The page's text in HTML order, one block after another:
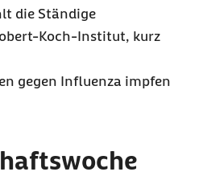
die Ständige
Koch-Institut, kurz
gegen Influenza impfen